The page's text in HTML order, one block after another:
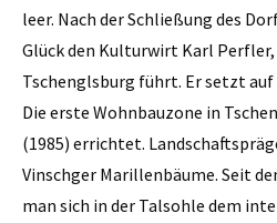
leer. Nach der Schließung des
Glück den Kulturwirt Karl
Tschenglsburg führt. Er setzt
Die erste Wohnbauzone in
(1985) errichtet.
Vinschger Marillenbäume. Seit
man sich in der Talsohle dem